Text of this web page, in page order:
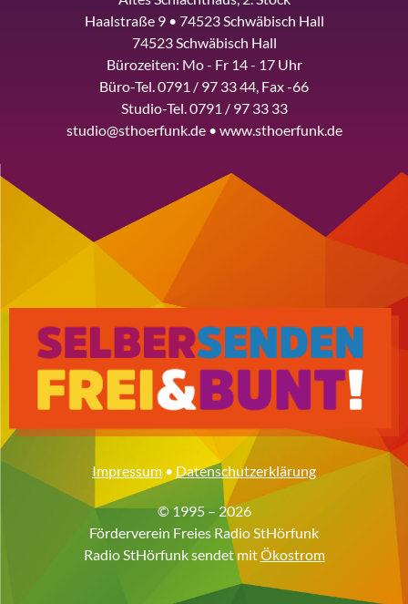
Haalstraße 9 • 74523 Schwäbisch Hall
74523 Schwäbisch Hall
Bürozeiten: Mo - Fr 14 - 17 Uhr
Büro-Tel. 0791 / 97 33 44, Fax -66
Studio-Tel. 0791 / 97 33 33
studio@sthoerfunk.de • www.sthoerfunk.de
Impressum • Datenschutzerklärung
© 1995 – 2026
Förderverein Freies Radio StHörfunk
Radio StHörfunk sendet mitÖkostrom